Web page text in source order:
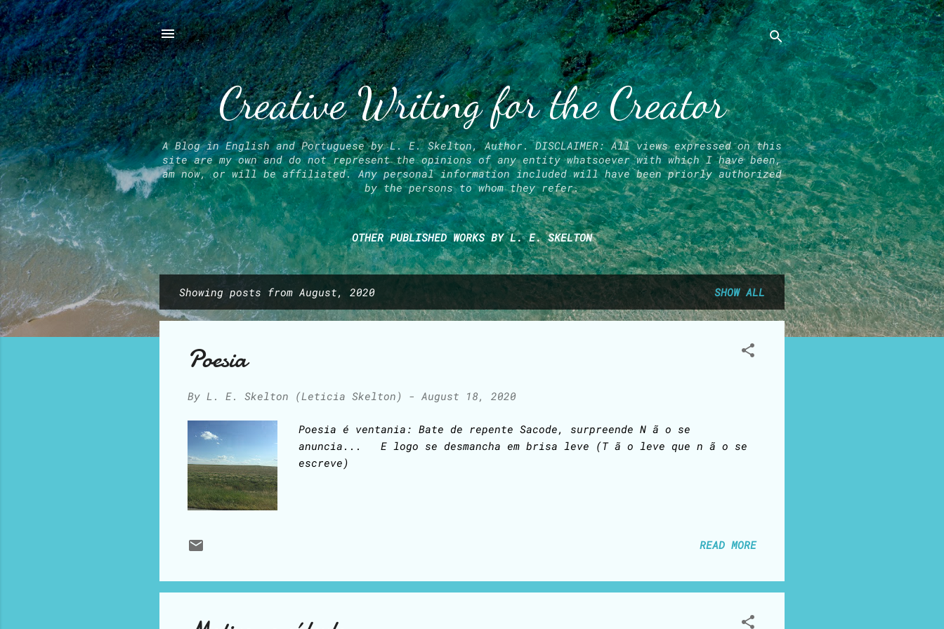
Skip to main content
Creative Writing for the Creator
A Blog in English and Portuguese by L. E. Skelton, Author. DISCLAIMER: All views expressed on this
site are my own and do not represent the opinions of any entity whatsoever with which I have been,
am now, or will be affiliated. Any personal information included will have been priorly authorized
by the persons to whom they refer.
OTHER PUBLISHED WORKS BY L. E. SKELTON
o
Showing posts from August, 2020 SHOW ALL
Poesia
By L. E. Skelton (Leticia Skelton) - August 18, 2020
Poesia é ventania: Bate de repente Sacode, surpreende N ã o se
anuncia... E logo se desmancha em brisa leve (T ã o leve que n ã o se
escreve)
READ MORE